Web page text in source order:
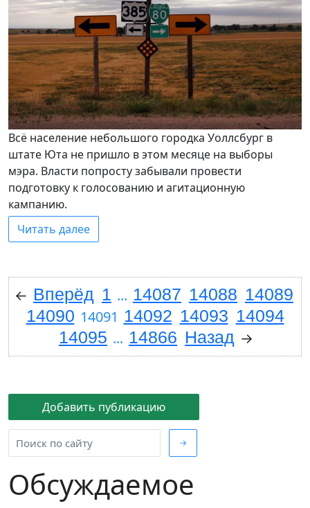
Добавить публикацию
→
Обсуждаемое
Всё население небольшого городка Уоллсбург в
штате Юта не пришло в этом месяце на выборы
мэра. Власти попросту забывали провести
подготовку к голосованию и агитационную
кампанию.
Читать далее
← Вперёд 1 ... 14087 14088 14089
14090 14091 14092 14093 14094
14095 ... 14866 Назад →